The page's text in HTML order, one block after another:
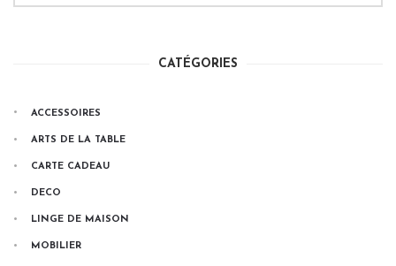
CATÉGORIES
ACCESSOIRES
ARTS DE LA TABLE
CARTE CADEAU
DECO
LINGE DE MAISON
MOBILIER